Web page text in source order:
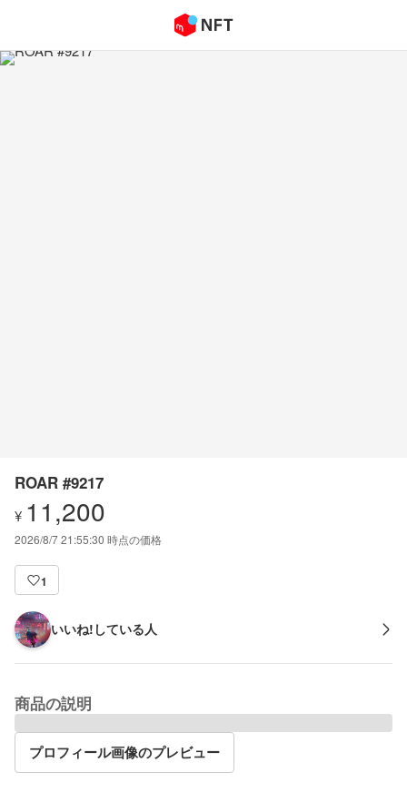
ROAR #9217
¥ 11,200
2026/8/7 21:55:30 時点の価格
1
いいね!している人
商品の説明
プロフィール画像のプレビュー